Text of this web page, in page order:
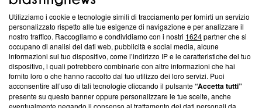
Questa sezione offre informazioni trasparenti su Blasting
News, sui nostri processi editoriali e su come ci impegniamo a
creare news di qualità. Inoltre, afferma la nostra aderenza a
‘Trust Project - News with Integrity’Blasting News non è
ancora membro del programma, ma ha richiesto di farne
parte; Trust Project non ha ancora effettuato una verifica di
conformità agli standard.
Utilizziamo i cookie e tecnologie simili di tracciamento per fornirti un servizio
personalizzato rispetto alle tue esigenze di navigazione e per analizzare il
nostro traffico. Raccogliamo e condividiamo con i nostri 1624partner che si
occupano di analisi dei dati web, pubblicità e social media, alcune
informazioni sul tuo dispositivo, come l’indirizzo IP e le caratteristiche del tuo
dispositivo, i quali potrebbero combinarle con altre informazioni che hai
fornito loro o che hanno raccolto dal tuo utilizzo dei loro servizi. Puoi
acconsentire all’uso di tali tecnologie cliccando il pulsante“Accetta tutti”
presente su questo banner oppure personalizzare le tue scelte, anche
eventualmente negando il consenso al trattamento dei dati personali da